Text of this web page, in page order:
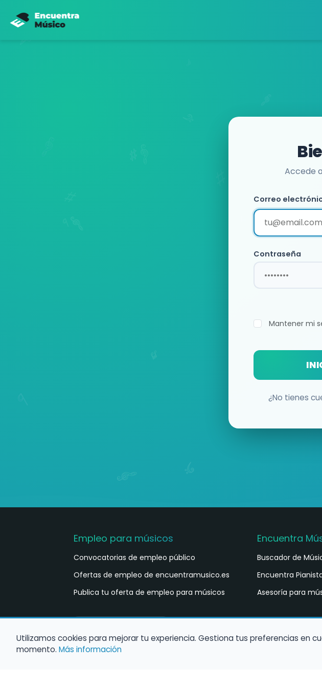
Accede
Correo
Contraseña
Mantener mi
¿No tienes
Empleo para músicos
Convocatorias de empleo público
Ofertas de empleo de encuentramusico.es
Publica tu oferta de empleo para músicos
Encuentra
Buscador de
Encuentra
Asesoría para
Utilizamos cookies para mejorar tu experiencia. Gestiona tus preferencias en
momento. Más información